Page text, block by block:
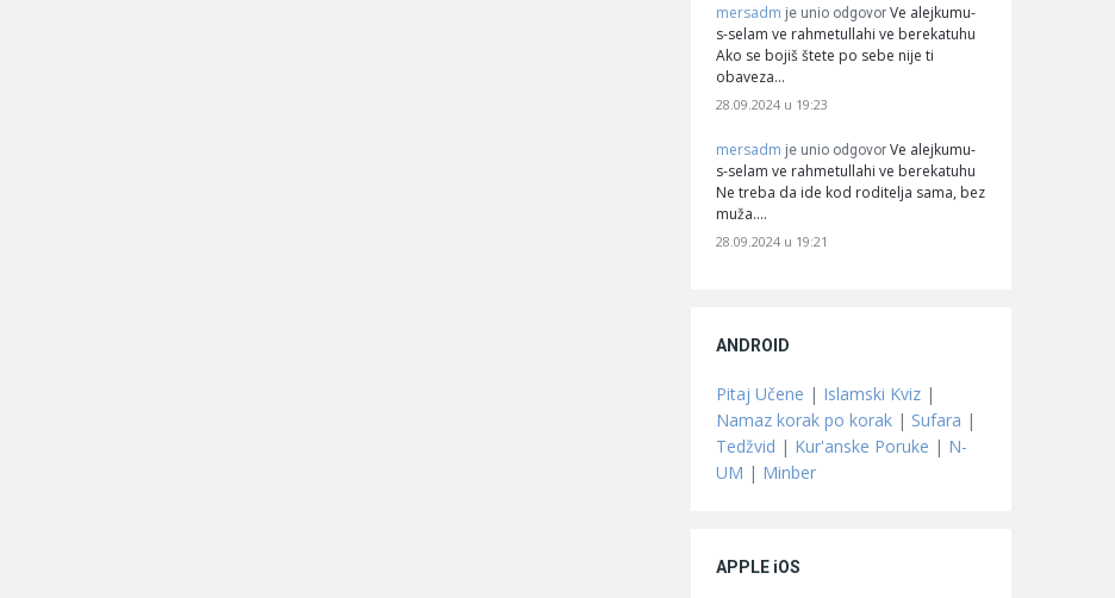
mersadm je unio odgovor Ve alejkumu-
s-selam ve rahmetullahi ve berekatuhu
Ako se bojiš štete po sebe nije ti
obaveza…
28.09.2024 u 19:23
mersadm je unio odgovor Ve alejkumu-
s-selam ve rahmetullahi ve berekatuhu
Ne treba da ide kod roditelja sama, bez
muža.…
28.09.2024 u 19:21
ANDROID
Pitaj Učene | Islamski Kviz |
Namaz korak po korak | Sufara |
Tedžvid | Kur'anske Poruke | N-
UM | Minber
APPLE iOS